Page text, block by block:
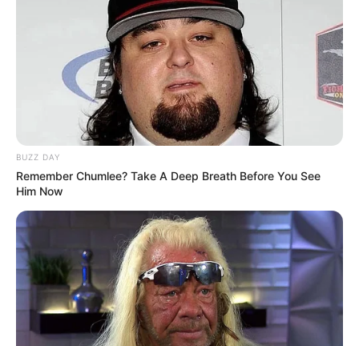
BUZZ DAY
Remember Chumlee? Take A Deep Breath Before You See
Him Now